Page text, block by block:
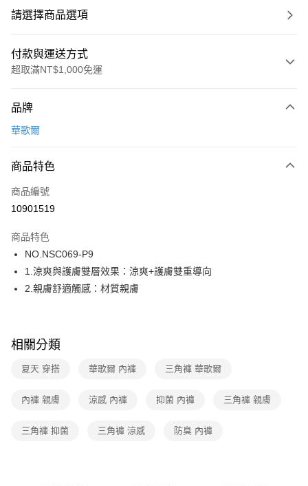
請選擇商品選項
付款與運送方式
超取滿NT$1,000免運
信用卡一次付款
LINE Pay
街口支付
運送方式
全家取貨付款
每筆NT$80，滿NT$1,000(含以上)免運費
每筆NT$80，滿NT$1,000(含以上)免運費
7-11取貨付款
付款後7-11取貨
每筆NT$80，滿NT$1,000(含以上)免運費
品牌
華歌爾
商品特色
商品編號
10901519
商品特色
NO.NSC069-P9
1.涼爽與護膚雙層效果：涼爽+護膚雙重導向
2.親膚舒適觸感：材質親膚
相關分類
夏天 穿搭 華歌爾 內褲 三角褲 華歌爾
內褲 親膚 涼感 內褲 抑菌 內褲 三角褲 親膚
三角褲 抑菌 三角褲 涼感 防臭 內褲